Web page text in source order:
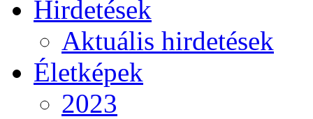
Hirdetések
Aktuális hirdetések
Életképek
2023